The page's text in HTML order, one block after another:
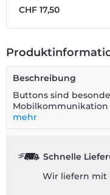
CHF 17,50
Beschreibung
Buttons sind
Mobilkommunikation
mehr
Schnelle
Wir liefern mit